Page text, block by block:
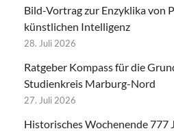
Bild-Vortrag zur Enzyklika von
künstlichen Intelligenz
28. Juli 2026
Ratgeber Kompass für die
Studienkreis Marburg-Nord
27. Juli 2026
Historisches Wochenende 777